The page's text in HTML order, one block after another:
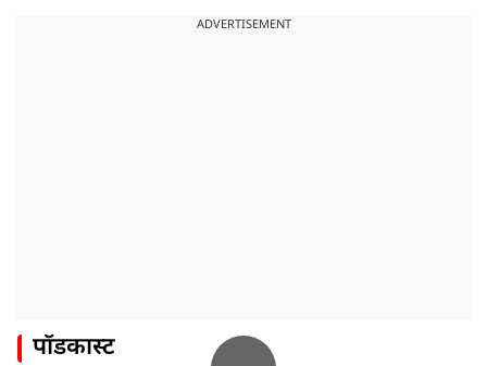
ADVERTISEMENT
पॉडकास्ट